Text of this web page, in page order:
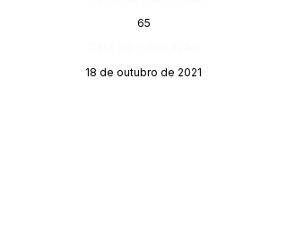
65
18 de outubro de 2021